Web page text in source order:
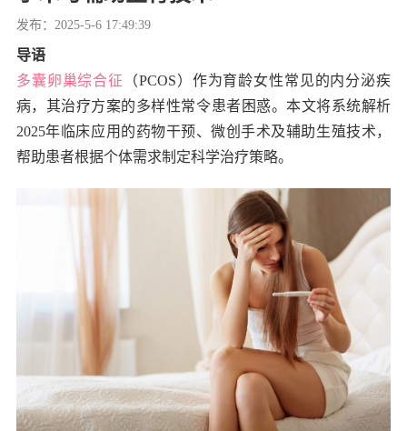
发布：2025-5-6 17:49:39
导语
多囊卵巢综合征
（PCOS）作为育龄女性常见的内分泌疾
病，其治疗方案的多样性常令患者困惑。本文将系统解析
2025年临床应用的药物干预、微创手术及辅助生殖技术，
帮助患者根据个体需求制定科学治疗策略。